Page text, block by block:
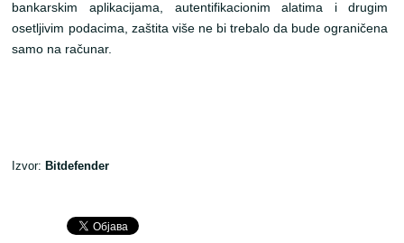
bankarskim aplikacijama, autentifikacionim alatima i drugim
osetljivim podacima, zaštita više ne bi trebalo da bude ograničena
samo na računar.
Izvor: Bitdefender